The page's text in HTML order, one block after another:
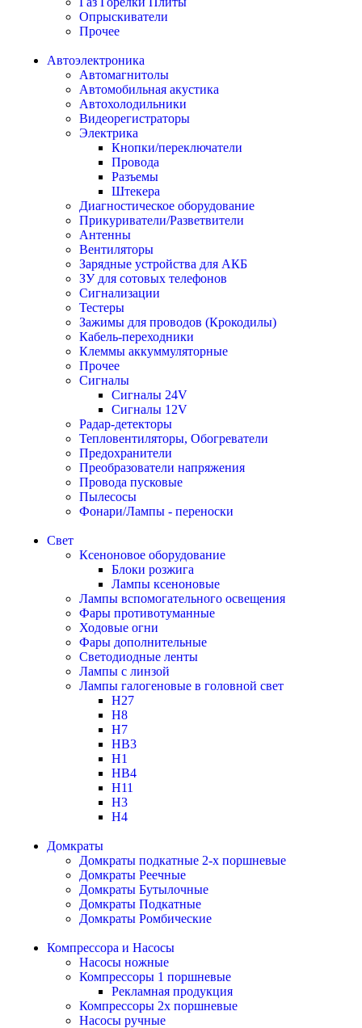
Опрыскиватели
Прочее
Автоэлектроника
Автомагнитолы
Автомобильная акустика
Автохолодильники
Видеорегистраторы
Электрика
Кнопки/переключатели
Провода
Разъемы
Штекера
Диагностическое оборудование
Прикуриватели/Разветвители
Антенны
Вентиляторы
Зарядные устройства для АКБ
ЗУ для сотовых телефонов
Сигнализации
Тестеры
Зажимы для проводов (Крокодилы)
Кабель-переходники
Клеммы аккуммуляторные
Прочее
Сигналы
Сигналы 24V
Сигналы 12V
Радар-детекторы
Тепловентиляторы, Обогреватели
Предохранители
Преобразователи напряжения
Провода пусковые
Пылесосы
Фонари/Лампы - переноски
Свет
Ксеноновое оборудование
Блоки розжига
Лампы ксеноновые
Лампы вспомогательного освещения
Фары противотуманные
Ходовые огни
Фары дополнительные
Светодиодные ленты
Лампы с линзой
Лампы галогеновые в головной свет
H27
H8
H7
HB3
H1
HB4
H11
H3
H4
Домкраты
Домкраты подкатные 2-х поршневые
Домкраты Реечные
Домкраты Бутылочные
Домкраты Подкатные
Домкраты Ромбические
Компрессора и Насосы
Насосы ножные
Компрессоры 1 поршневые
Рекламная продукция
Компрессоры 2х поршневые
Насосы ручные